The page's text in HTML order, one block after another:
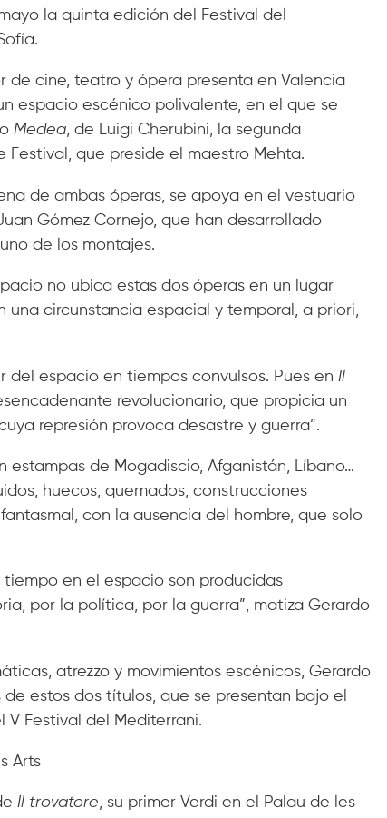
la quinta edición del Festival del
de cine, teatro y ópera presenta en Valencia
espacio escénico polivalente, en el que se
Medea, de Luigi Cherubini, la segunda
que preside el maestro Mehta.
de ambas óperas, se apoya en el vestuario
Gómez Cornejo, que han desarrollado
de los montajes.
no ubica estas dos óperas en un lugar
circunstancia espacial y temporal, a priori,
del espacio en tiempos convulsos. Pues en Il
revolucionario, que propicia un
represión provoca desastre y guerra”.
estampas de Mogadiscio, Afganistán, Líbano…
huecos, quemados, construcciones
con la ausencia del hombre, que solo
tiempo en el espacio son producidas
por la política, por la guerra”, matiza Gerardo
atrezzo y movimientos escénicos, Gerardo
estos dos títulos, que se presentan bajo el
V Festival del Mediterrani.
Arts
Il trovatore, su primer Verdi en el Palau de les